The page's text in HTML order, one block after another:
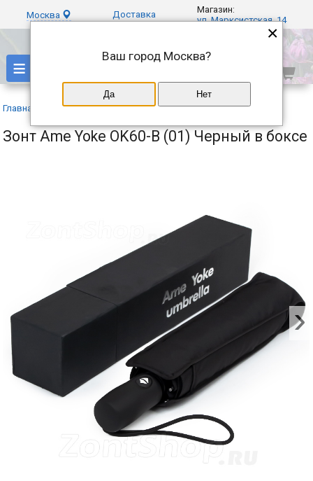
Москва Доставка
Магазин:
ул. Марксистская, 14
≡
Главная Каталог» Ame Yoke»
Зонт Ame Yoke OK60-B (01) Черный в боксе
×
Ваш город Москва?
Да Нет